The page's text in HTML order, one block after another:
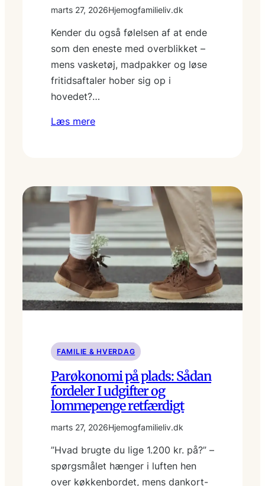
marts 27, 2026Hjemogfamilieliv.dk
Kender du også følelsen af at ende
som den eneste med overblikket –
mens vasketøj, madpakker og løse
fritidsaftaler hober sig op i
hovedet?…
Læs mere
FAMILIE & HVERDAG
Parøkonomi på plads: Sådan
fordeler I udgifter og
lommepenge retfærdigt
marts 27, 2026Hjemogfamilieliv.dk
”Hvad brugte du lige 1.200 kr. på?” –
spørgsmålet hænger i luften hen
over køkkenbordet, mens dankort-